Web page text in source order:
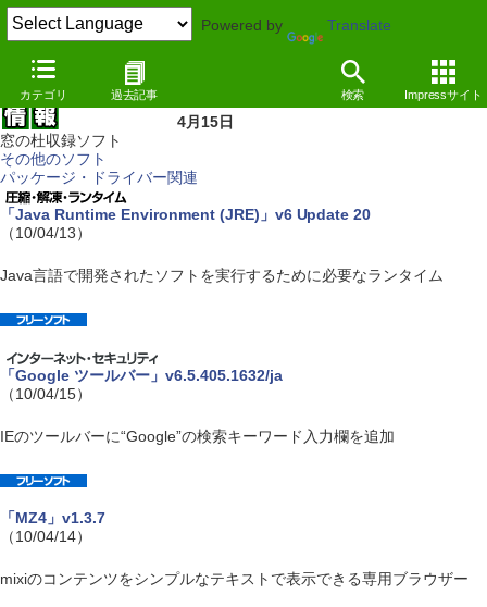
Powered by Translate
カテゴリ 過去記事 検索 Impressサイト
4月15日
窓の杜収録ソフト
その他のソフト
パッケージ・ドライバー関連
「Java Runtime Environment (JRE)」v6 Update 20
（10/04/13）
Java言語で開発されたソフトを実行するために必要なランタイム
「Google ツールバー」v6.5.405.1632/ja
（10/04/15）
IEのツールバーに“Google”の検索キーワード入力欄を追加
「MZ4」v1.3.7
（10/04/14）
mixiのコンテンツをシンプルなテキストで表示できる専用ブラウザー